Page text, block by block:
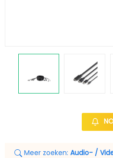
Meer zoeken: Audio- /